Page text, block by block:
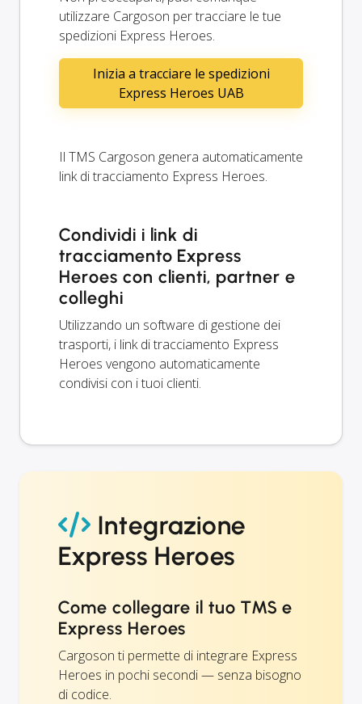
utilizzare Cargoson per tracciare le tue
spedizioni Express Heroes.
Inizia a tracciare le spedizioni
Express Heroes UAB
Il TMS Cargoson genera automaticamente
link di tracciamento Express Heroes.
Condividi i link di
tracciamento Express
Heroes con clienti, partner e
colleghi
Utilizzando un software di gestione dei
trasporti, i link di tracciamento Express
Heroes vengono automaticamente
condivisi con i tuoi clienti.
Integrazione
Express Heroes
Come collegare il tuo TMS e
Express Heroes
Cargoson ti permette di integrare Express
Heroes in pochi secondi — senza bisogno
di codice.